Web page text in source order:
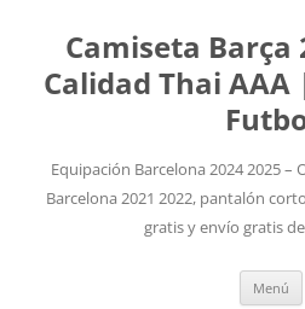
Camiseta Barça
Calidad Thai
Equipación Barcelona 2024 2025 –
Barcelona 2021 2022, pantalón
gratis y envío gratis
Menú